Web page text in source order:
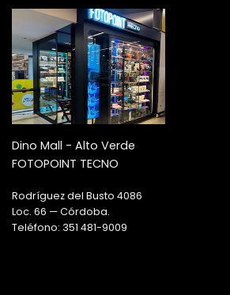
Dino Mall - Alto Verde
FOTOPOINT TECNO
Rodríguez del Busto 4086
Loc. 66 — Córdoba.
Teléfono: 351 481-9009